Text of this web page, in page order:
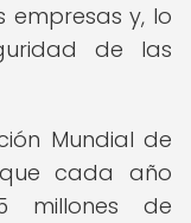
y, lo
de las
Mundial de
cada año
millones de